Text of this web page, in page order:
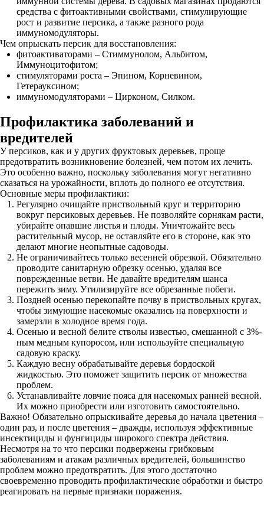
средства с фитоактивными свойствами, стимулирующие
рост и развитие персика, а также разного рода
иммуномодуляторы.
Чем опрыскать персик для восстановления:
фитоактиваторами – Стиммунолом, Альбитом,
Иммуноцитофитом;
стимуляторами роста – Эпином, Корневином,
Гетерауксином;
иммуномодуляторами – Цирконом, Силком.
Профилактика заболеваний и
вредителей
У персиков, как и у других фруктовых деревьев, проще
предотвратить возникновение болезней, чем потом их лечить.
Это особенно важно, поскольку заболевания могут негативно
сказаться на урожайности, вплоть до полного ее отсутствия.
Основные меры профилактики:
Регулярно очищайте приствольный круг и территорию
вокруг персиковых деревьев. Не позволяйте сорнякам расти,
убирайте опавшие листья и плоды. Уничтожайте весь
растительный мусор, не оставляйте его в стороне, как это
делают многие неопытные садоводы.
Не ограничивайтесь только весенней обрезкой. Обязательно
проводите санитарную обрезку осенью, удаляя все
поврежденные ветви. Не давайте вредителям шанса
пережить зиму. Утилизируйте все обрезанные побеги.
Поздней осенью перекопайте почву в приствольных кругах,
чтобы зимующие насекомые оказались на поверхности и
замерзли в холодное время года.
Осенью и весной белите стволы известью, смешанной с 3%-
ным медным купоросом, или используйте специальную
садовую краску.
Каждую весну обрабатывайте деревья бордоской
жидкостью. Это поможет защитить персик от множества
проблем.
Устанавливайте ловчие пояса для насекомых ранней весной.
Их можно приобрести или изготовить самостоятельно.
Важно! Обязательно опрыскивайте деревья до начала цветения –
один раз, и после цветения – дважды, используя эффективные
инсектициды и фунгициды широкого спектра действия.
Несмотря на то что персики подвержены грибковым
заболеваниям и атакам различных вредителей, большинство
проблем можно предотвратить. Для этого достаточно
своевременно проводить профилактические обработки и быстро
реагировать на первые признаки поражения.